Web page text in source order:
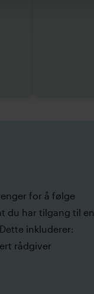
for å følge
du har tilgang til en
inkluderer:
rådgiver